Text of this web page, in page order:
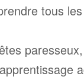
tous